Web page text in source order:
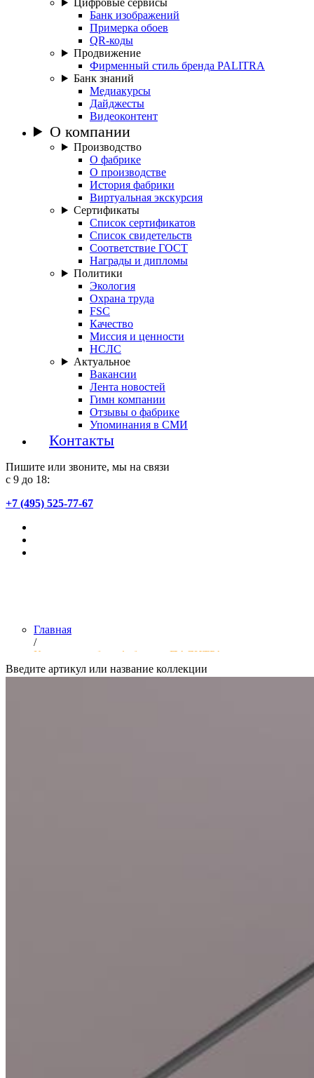
Цифровые сервисы
Банк изображений
Примерка обоев
QR-коды
Продвижение
Фирменный стиль бренда PALITRA
Банк знаний
Медиакурсы
Дайджесты
Видеоконтент
О компании
Производство
О фабрике
О производстве
История фабрики
Виртуальная экскурсия
Сертификаты
Список сертификатов
Список свидетельств
Соответствие ГОСТ
Награды и дипломы
Политики
Экология
Охрана труда
FSC
Качество
Миссия и ценности
НСЛС
Актуальное
Вакансии
Лента новостей
Гимн компании
Отзывы о фабрике
Упоминания в СМИ
Контакты
Пишите или звоните, мы на связи
с 9 до 18:
+7 (495) 525-77-67
Главная
/
Коллекции обоев фабрики «ПАЛИТРА»
Введите артикул или название коллекции